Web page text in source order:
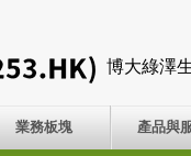
博大綠澤
業務板塊 產品與